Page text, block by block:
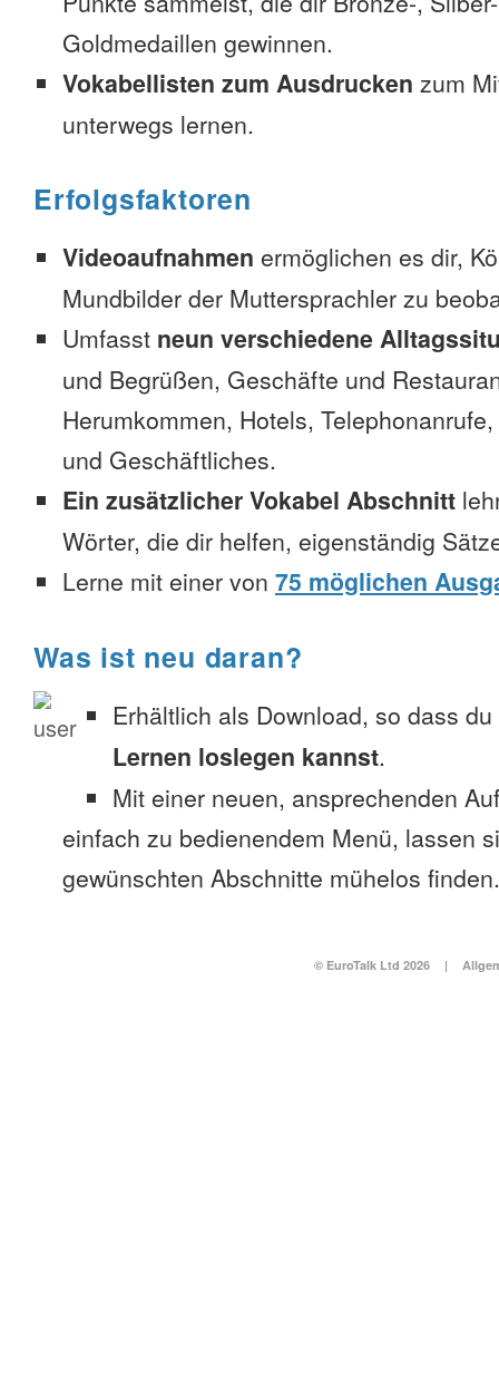
Goldmedaillen gewinnen.
Vokabellisten zum Ausdrucken zum
unterwegs lernen.
Erfolgsfaktoren
Videoaufnahmen ermöglichen es dir,
Mundbilder der Muttersprachler zu
Umfasst neun verschiedene
und Begrüßen, Geschäfte und
Herumkommen, Hotels,
und Geschäftliches.
Ein zusätzlicher Vokabel Abschnitt
Wörter, die dir helfen, eigenständig
Lerne mit einer von 75 möglichen
Was ist neu daran?
Erhältlich als Download, so dass du
Lernen loslegen kannst.
Mit einer neuen, ansprechenden
einfach zu bedienendem Menü, lassen
gewünschten Abschnitte mühelos finden.
© EuroTalk Ltd 2026 |